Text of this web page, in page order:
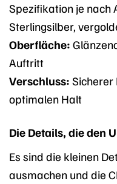
Spezifikation je nach
Sterlingsilber,
Oberfläche:
Auftritt
Verschluss: Sicherer
optimalen Halt
Die Details, die den
Es sind die kleinen
ausmachen und die